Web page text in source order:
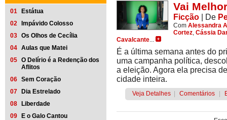
01
Estátua
02
Impávido Colosso
03 Os Olhos de Cecília
04 Aulas que Matei
05 O Delírio é a Redenção dos
Aflitos
06 Sem Coração
07
Dia Estrelado
08
Liberdade
09
E o Galo Cantou
Vai
Ficção De
Com Alessandra
Cortez, Cássia
Cavalcante...
É a última semana antes do
uma campanha política,
a eleição. Agora ela precisa
cidade inteira.
Veja Detalhes Comentários